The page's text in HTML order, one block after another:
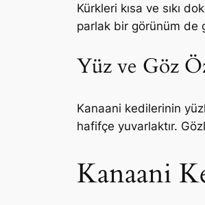
Kürkleri kısa ve sıkı
parlak bir görünüm de
Yüz ve Göz
Kanaani kedilerinin
hafifçe yuvarlaktır.
Kanaani